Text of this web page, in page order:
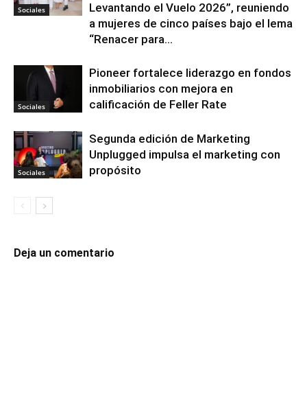
Sociales
Levantando el Vuelo 2026”, reuniendo
a mujeres de cinco países bajo el lema
“Renacer para...
Sociales
Pioneer fortalece liderazgo en fondos
inmobiliarios con mejora en
calificación de Feller Rate
Sociales
Segunda edición de Marketing
Unplugged impulsa el marketing con
propósito
Deja un comentario